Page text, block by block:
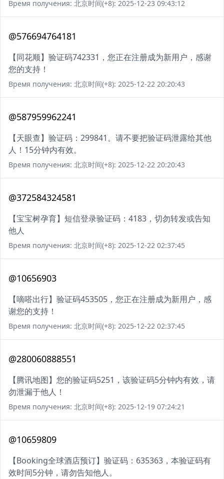
Время получения: 北京时间(+8): 2025-12-23 09:43:12
@576694764181
【同花顺】验证码742331，您正在注册成为新用户，感谢
您的支持！
Время получения: 北京时间(+8): 2025-12-22 20:20:43
@587959962241
【天眼查】验证码：299841。请不要把验证码泄露给其他
人！15分钟内有效。
Время получения: 北京时间(+8): 2025-12-22 20:20:43
@372584324581
【宝宝树孕育】短信登录验证码：4183，切勿转发或告知
他人
Время получения: 北京时间(+8): 2025-12-22 02:37:45
@10656903
【嘀嗒出行】验证码453505，您正在注册成为新用户，感
谢您的支持！
Время получения: 北京时间(+8): 2025-12-22 02:37:45
@280060888551
【腾讯地图】您的验证码5251，该验证码5分钟内有效，请
勿泄漏于他人！
Время получения: 北京时间(+8): 2025-12-19 07:24:21
@10659809
【Booking全球酒店预订】验证码：635363，本验证码有
效时间5分钟，请勿告知他人。